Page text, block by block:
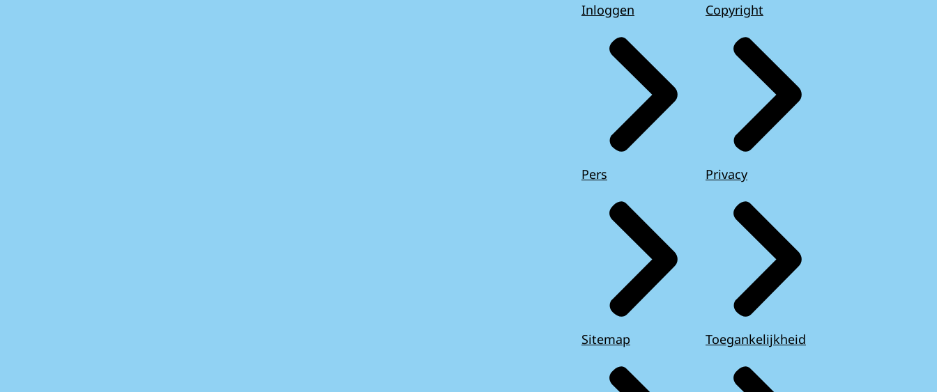
Inloggen
Pers
Sitemap
Copyright
Privacy
Toegankelijkheid